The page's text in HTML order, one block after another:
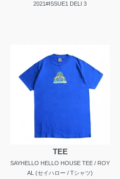
2021#ISSUE1 DELI 3
TEE
SAYHELLO HELLO HOUSE TEE / ROY
AL (セイハロー / Tシャツ)